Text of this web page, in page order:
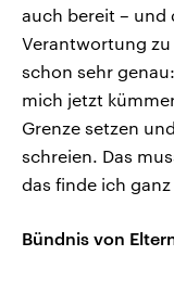
auch bereit – und
Verantwortung
schon sehr
mich jetzt
Grenze setzen
schreien. Das
das finde ich ganz
Bündnis von